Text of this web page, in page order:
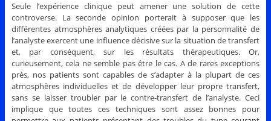
Seule l’expérience clinique peut amener une solution de cette
controverse. La seconde opinion porterait à supposer que les
différentes atmosphères analytiques créées par la personnalité de
l’analyste exercent une influence décisive sur la situation de transfert
et, par conséquent, sur les résultats thérapeutiques. Or,
curieusement, cela ne semble pas être le cas. A de rares exceptions
près, nos patients sont capables de s’adapter à la plupart de ces
atmosphères individuelles et de développer leur propre transfert,
sans se laisser troubler par le contre-transfert de l’analyste. Ceci
implique que toutes ces techniques sont assez bonnes pour